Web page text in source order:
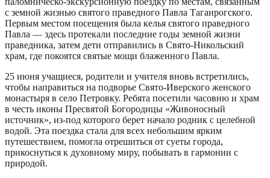
с земной жизнью святого праведного Павла Таганрогского.
Первым местом посещения была келья святого праведного
Павла — здесь протекали последние годы земной жизни
праведника, затем дети отправились в Свято-Никольский
храм, где покоятся святые мощи блаженного Павла.
25 июня учащиеся, родители и учителя вновь встретились,
чтобы направиться на подворье Свято-Иверского женского
монастыря в село Петровку. Ребята посетили часовню и храм
в честь иконы Пресвятой Богородицы «Живоносный
источник», из-под которого берет начало родник с целебной
водой. Эта поездка стала для всех небольшим ярким
путешествием, помогла отрешиться от суеты города,
прикоснуться к духовному миру, побывать в гармонии с
природой.